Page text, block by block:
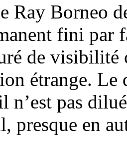
Ray Borneo
fini par
de
étrange. Le
n’est pas
presque en